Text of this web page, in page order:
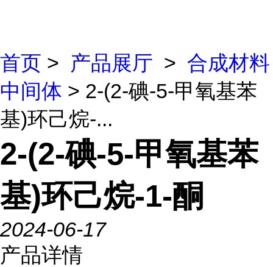
首页 > 产品展厅 > 合成材料
中间体 > 2-(2-碘-5-甲氧基苯
基)环己烷-...
2-(2-碘-5-甲氧基苯
基)环己烷-1-酮
2024-06-17
产品详情